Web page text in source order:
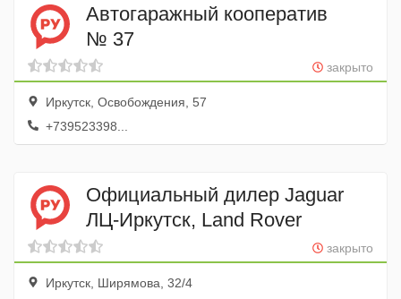
Автогаражный кооператив
№ 37
закрыто
Иркутск, Освобождения, 57
+739523398...
Официальный дилер Jaguar
ЛЦ-Иркутск, Land Rover
закрыто
Иркутск, Ширямова, 32/4